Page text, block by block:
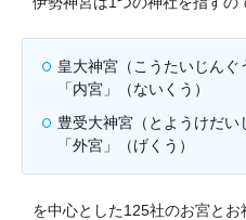
皇大神宮（こうたいじんぐ
「内宮」（ないくう）
豊受大神宮（とようけだい
「外宮」（げくう）
を中心とした125社のお宮と